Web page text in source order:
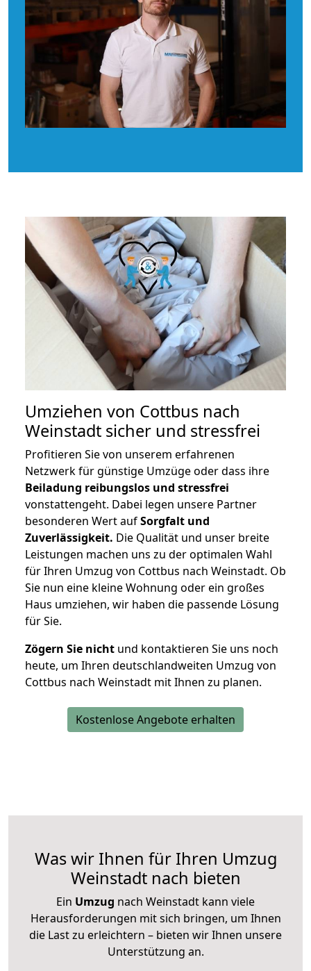
Umziehen von Cottbus nach
Weinstadt sicher und stressfrei
Profitieren Sie von unserem erfahrenen
Netzwerk für günstige Umzüge oder dass ihre
Beiladung reibungslos und stressfrei
vonstattengeht. Dabei legen unsere Partner
besonderen Wert aufSorgfalt und
Zuverlässigkeit. Die Qualität und unser breite
Leistungen machen uns zu der optimalen Wahl
für Ihren Umzug von Cottbus nach Weinstadt. Ob
Sie nun eine kleine Wohnung oder ein großes
Haus umziehen, wir haben die passende Lösung
für Sie.
Zögern Sie nicht und kontaktieren Sie uns noch
heute, um Ihren deutschlandweiten Umzug von
Cottbus nach Weinstadt mit Ihnen zu planen.
Kostenlose Angebote erhalten
Was wir Ihnen für Ihren Umzug
Weinstadt nach bieten
Ein Umzug nach Weinstadt kann viele
Herausforderungen mit sich bringen, um Ihnen
die Last zu erleichtern – bieten wir Ihnen unsere
Unterstützung an.